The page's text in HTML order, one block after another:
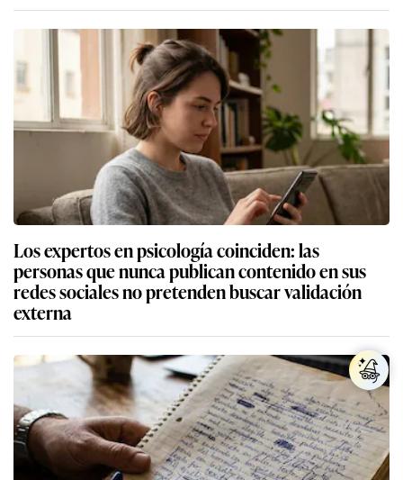
Los expertos en psicología coinciden: las
personas que nunca publican contenido en sus
redes sociales no pretenden buscar validación
externa